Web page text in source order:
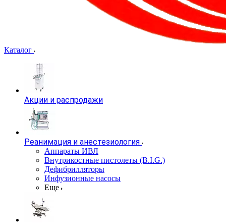
Каталог
Акции и распродажи
Реанимация и анестезиология
Аппараты ИВЛ
Внутрикостные пистолеты (B.I.G.)
Дефибрилляторы
Инфузионные насосы
Еще